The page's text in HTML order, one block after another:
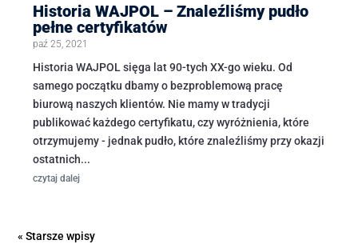
Historia WAJPOL – Znaleźliśmy pudło
pełne certyfikatów
paź 25, 2021
Historia WAJPOL sięga lat 90-tych XX-go wieku. Od
samego początku dbamy o bezproblemową pracę
biurową naszych klientów. Nie mamy w tradycji
publikować każdego certyfikatu, czy wyróżnienia, które
otrzymujemy - jednak pudło, które znaleźliśmy przy okazji
ostatnich...
czytaj dalej
« Starsze wpisy